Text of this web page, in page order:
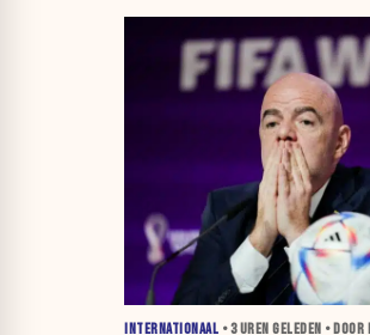
INTERNATIONAAL •3 UREN GELEDEN •